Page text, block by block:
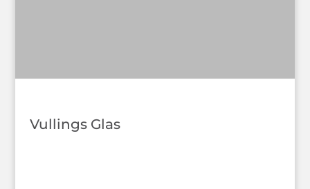
Vullings Glas